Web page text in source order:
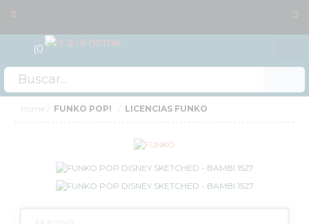
0
OFERTAS
FUNKO POP!
TIPOS DE FUNKO POP!
Home FUNKO POP! LICENCIAS FUNKO